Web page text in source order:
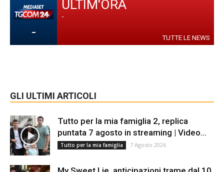
-
ULTIM'ORA
-
TUTTE LE NEWS
GLI ULTIMI ARTICOLI
Tutto per la mia famiglia 2, replica
puntata 7 agosto in streaming | Video...
Tutto per la mia famiglia 7 Agosto 2026